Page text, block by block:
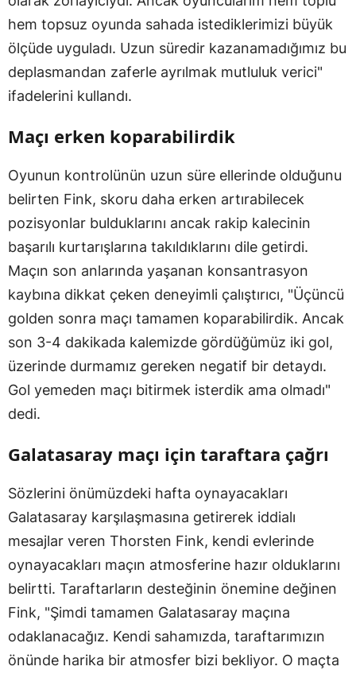
hem topsuz oyunda sahada istediklerimizi büyük
ölçüde uyguladı. Uzun süredir kazanamadığımız bu
deplasmandan zaferle ayrılmak mutluluk verici"
ifadelerini kullandı.
Maçı erken koparabilirdik
Oyunun kontrolünün uzun süre ellerinde olduğunu
belirten Fink, skoru daha erken artırabilecek
pozisyonlar bulduklarını ancak rakip kalecinin
başarılı kurtarışlarına takıldıklarını dile getirdi.
Maçın son anlarında yaşanan konsantrasyon
kaybına dikkat çeken deneyimli çalıştırıcı, "Üçüncü
golden sonra maçı tamamen koparabilirdik. Ancak
son 3-4 dakikada kalemizde gördüğümüz iki gol,
üzerinde durmamız gereken negatif bir detaydı.
Gol yemeden maçı bitirmek isterdik ama olmadı"
dedi.
Galatasaray maçı için taraftara çağrı
Sözlerini önümüzdeki hafta oynayacakları
Galatasaray karşılaşmasına getirerek iddialı
mesajlar veren Thorsten Fink, kendi evlerinde
oynayacakları maçın atmosferine hazır olduklarını
belirtti. Taraftarların desteğinin önemine değinen
Fink, "Şimdi tamamen Galatasaray maçına
odaklanacağız. Kendi sahamızda, taraftarımızın
önünde harika bir atmosfer bizi bekliyor. O maçta